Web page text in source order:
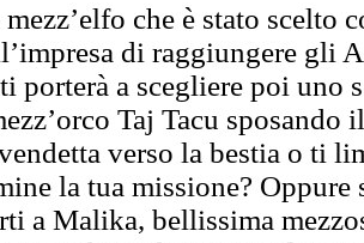
che è stato scelto
di raggiungere gli
porterà a scegliere poi uno
Taj Tacu sposando
verso la bestia o ti
la tua missione? Oppure
a Malika, bellissima